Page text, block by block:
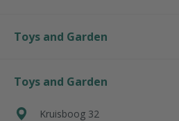
Toys and Garden
Kruisboog 32
Toys and Garden